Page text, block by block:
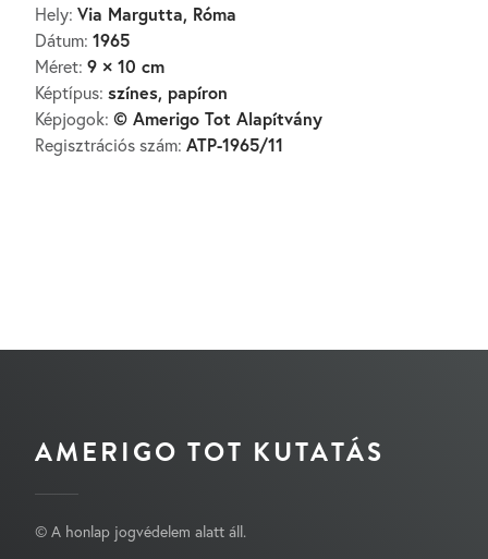
Hely: Via Margutta, Róma
Dátum: 1965
Méret: 9 × 10 cm
Képtípus: színes, papíron
Képjogok: © Amerigo Tot Alapítvány
Regisztrációs szám: ATP-1965/11
AMERIGO TOT KUTATÁS
© A honlap jogvédelem alatt áll.